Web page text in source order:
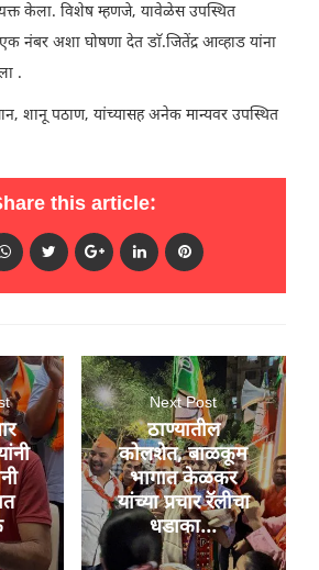
केला. विशेष म्हणजे, यावेळेस उपस्थित
नंबर अशा घोषणा देत डाॅ.जितेंद्र आव्हाड यांना
.
शानू पठाण, यांच्यासह अनेक मान्यवर उपस्थित
this article:
Next Post
ठाण्यातील
कोलशेत, बाळकूम
भागात केळकर
यांच्या प्रचार रॅलीचा
धडाका...